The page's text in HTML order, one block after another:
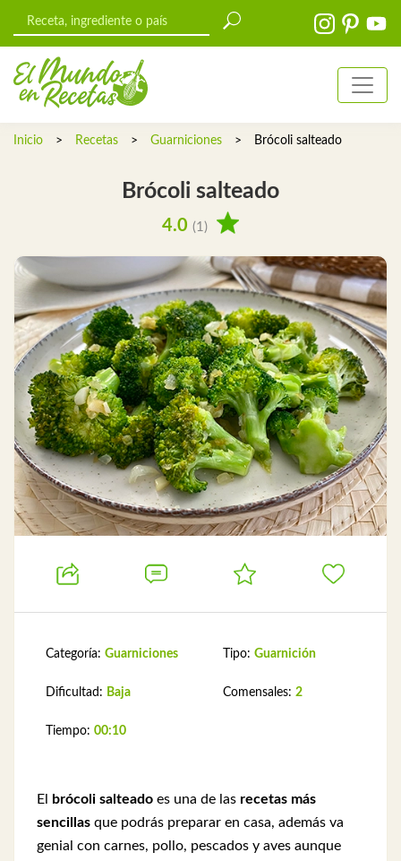
Inicio > Recetas > Guarniciones > Brócoli salteado
Brócoli salteado
4.0 (1)
Categoría: Guarniciones
Dificultad: Baja
Tiempo: 00:10
Tipo: Guarnición
Comensales: 2
El brócoli salteado es una de las recetas más
sencillas que podrás preparar en casa, además va
genial con carnes, pollo, pescados y aves aunque